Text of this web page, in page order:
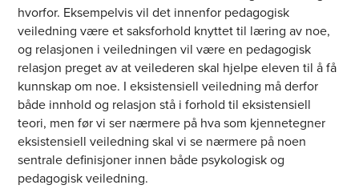
hvorfor. Eksempelvis vil det innenfor pedagogisk
veiledning være et saksforhold knyttet til læring av noe,
og relasjonen i veiledningen vil være en pedagogisk
relasjon preget av at veilederen skal hjelpe eleven til å få
kunnskap om noe. I eksistensiell veiledning må derfor
både innhold og relasjon stå i forhold til eksistensiell
teori, men før vi ser nærmere på hva som kjennetegner
eksistensiell veiledning skal vi se nærmere på noen
sentrale definisjoner innen både psykologisk og
pedagogisk veiledning.